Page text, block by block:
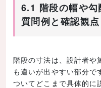
6.1 階段の幅や勾
質問例と確認観点
階段の寸法は、設計者や
も違いが出やすい部分で
ついてどこまで具体的に